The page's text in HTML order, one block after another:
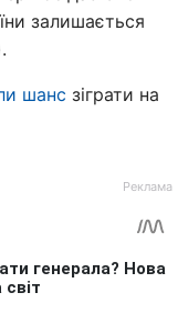
залишається
шанс зіграти на